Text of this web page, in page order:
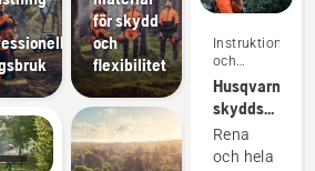
för skydd
och
flexibilitet
Instruktioner
och
guider
Husqvarnas
skyddskläder:
Tvätt-
och
Rena
och hela